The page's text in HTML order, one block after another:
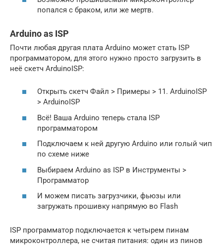
попался с браком, или же мертв.
Arduino as ISP
Почти любая другая плата Arduino может стать ISP
программатором, для этого нужно просто загрузить в
неё скетч ArduinoISP:
Открыть скетч Файл > Примеры > 11. ArduinoISP
> ArduinoISP
Всё! Ваша Arduino теперь стала ISP
программатором
Подключаем к ней другую Arduino или голый чип
по схеме ниже
Выбираем Arduino as ISP в Инструменты >
Программатор
И можем писать загрузчики, фьюзы или
загружать прошивку напрямую во Flash
ISP программатор подключается к четырем пинам
микроконтроллера, не считая питания: один из пинов